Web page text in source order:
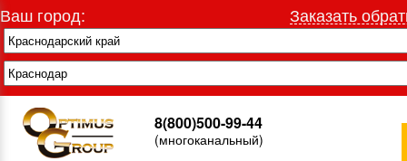
Ваш город: Заказать
8(800)500-99-44
(многоканальный)